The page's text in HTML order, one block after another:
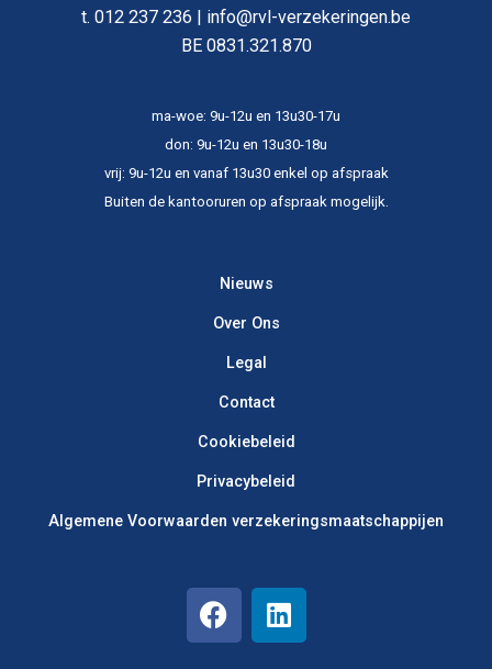
t. 012 237 236 | info@rvl-verzekeringen.be
BE 0831.321.870
ma-woe: 9u-12u en 13u30-17u
don: 9u-12u en 13u30-18u
vrij: 9u-12u en vanaf 13u30 enkel op afspraak
Buiten de kantooruren op afspraak mogelijk.​
Nieuws
Over Ons
Legal
Contact
Cookiebeleid
Privacybeleid
Algemene Voorwaarden verzekerings­maatschappijen